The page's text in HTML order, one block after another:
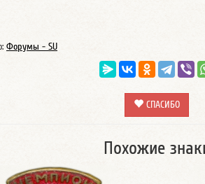
Форумы - SU
СПАСИБО
Похожие